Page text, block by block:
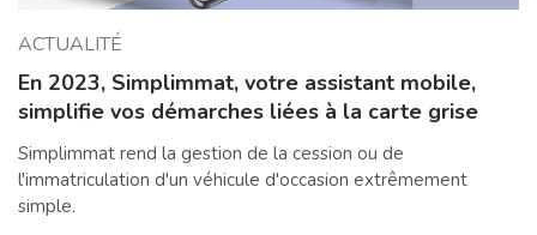
ACTUALITÉ
En 2023, Simplimmat, votre assistant mobile,
simplifie vos démarches liées à la carte grise
Simplimmat rend la gestion de la cession ou de
l'immatriculation d'un véhicule d'occasion extrêmement
simple.